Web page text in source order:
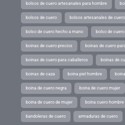
bolsos de cuero artesanales para hombre
bolsos de cuero bolsos artesanales de
bolso de cuero hecho a mano bolso de cuero
boinas de cuero precios boinas de cuero
boinas de cuero para caballeros boinas de
boinas de caza boina piel hombre
boina de cuero negra boina de cuero mujer
boina de cuero de mujer boina cuero hombre
bandoleras de cuero armaduras de cuero